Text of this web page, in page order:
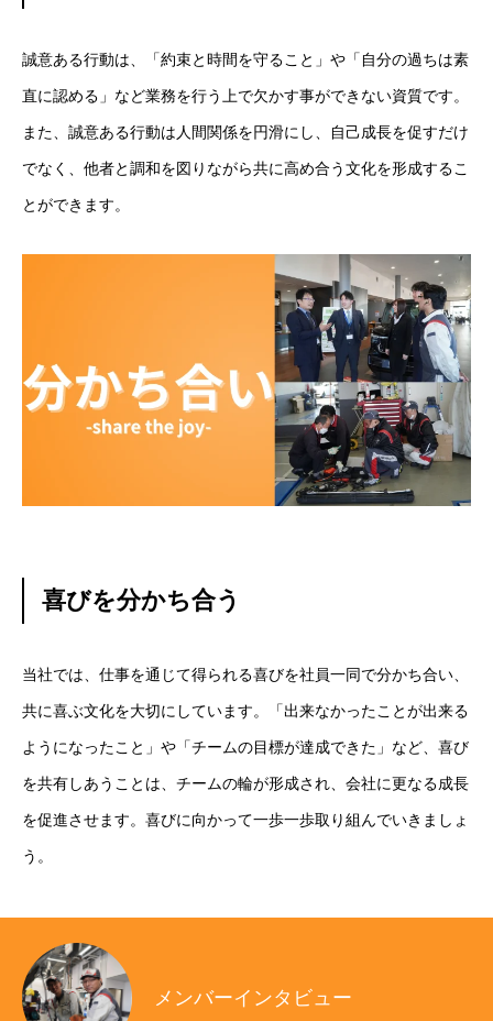
人を知る
よくある質問
採用情報
コーポレートサイト
誠意ある行動は、「約束と時間を守ること」や「自分の過ちは素
直に認める」など業務を行う上で欠かす事ができない資質です。
また、誠意ある行動は人間関係を円滑にし、自己成長を促すだけ
でなく、他者と調和を図りながら共に高め合う文化を形成するこ
とができます。
喜びを分かち合う
当社では、仕事を通じて得られる喜びを社員一同で分かち合い、
共に喜ぶ文化を大切にしています。「出来なかったことが出来る
ようになったこと」や「チームの目標が達成できた」など、喜び
を共有しあうことは、チームの輪が形成され、会社に更なる成長
を促進させます。喜びに向かって一歩一歩取り組んでいきましょ
う。
メンバーインタビュー